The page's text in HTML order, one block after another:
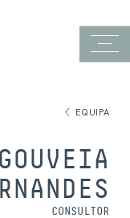
EQUIPA
CONSULTOR